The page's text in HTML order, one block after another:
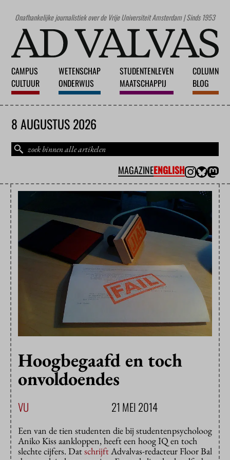
Onafhankelijke journalistiek over de Vrije Universiteit Amsterdam | Sinds 1953
CAMPUS
CULTUUR
WETENSCHAP
ONDERWIJS
STUDENTENLEVEN
MAATSCHAPPIJ
COLUMN
BLOG
8 AUGUSTUS 2026
MAGAZINEENGLISH
Hoogbegaafd en toch
onvoldoendes
VU 21 MEI 2014
Een van de tien studenten die bij studentenpsycholoog
Aniko Kiss aankloppen, heeft een hoog IQ en toch
slechte cijfers. DatschrijftAdvalvas-redacteur Floor Bal